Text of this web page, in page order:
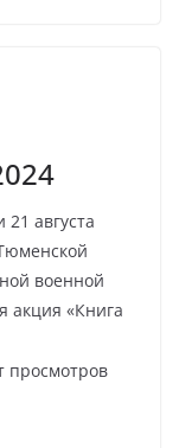
августа
военной
акция «Книга
просмотров